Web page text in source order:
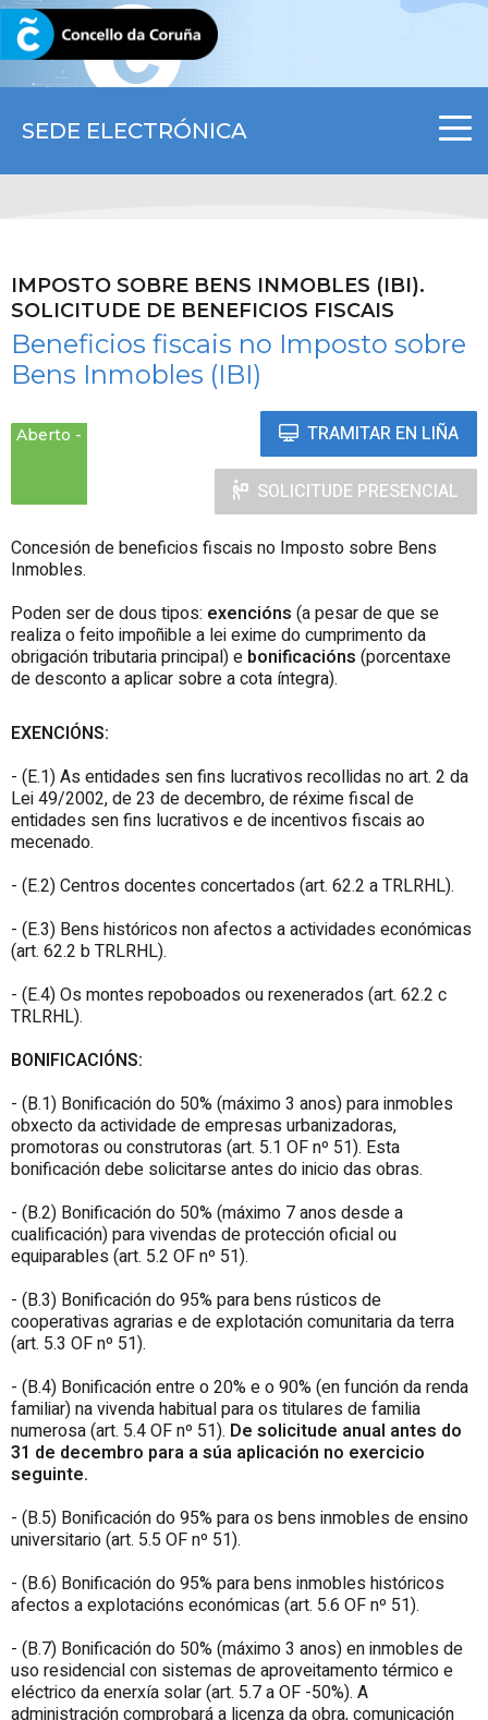
SEDE ELECTRÓNICA
CORUNA.GAL
IMPOSTO SOBRE BENS INMOBLES (IBI).
SOLICITUDE DE BENEFICIOS FISCAIS
Beneficios fiscais no Imposto sobre
Bens Inmobles (IBI)
Aberto TRAMITAR EN LIÑA
SOLICITUDE PRESENCIAL
Concesión de beneficios fiscais no Imposto sobre Bens
Inmobles.
Poden ser de dous tipos: exencións (a pesar de que se
realiza o feito impoñible a lei exime do cumprimento da
obrigación tributaria principal) e bonificacións (porcentaxe
de desconto a aplicar sobre a cota íntegra).
EXENCIÓNS:
- (E.1) As entidades sen fins lucrativos recollidas no art. 2 da
Lei 49/2002, de 23 de decembro, de réxime fiscal de
entidades sen fins lucrativos e de incentivos fiscais ao
mecenado.
- (E.2) Centros docentes concertados (art. 62.2 a TRLRHL).
- (E.3) Bens históricos non afectos a actividades económicas
(art. 62.2 b TRLRHL).
- (E.4) Os montes repoboados ou rexenerados (art. 62.2 c
TRLRHL).
BONIFICACIÓNS:
- (B.1) Bonificación do 50% (máximo 3 anos) para inmobles
obxecto da actividade de empresas urbanizadoras,
promotoras ou construtoras (art. 5.1 OF nº 51). Esta
bonificación debe solicitarse antes do inicio das obras.
- (B.2) Bonificación do 50% (máximo 7 anos desde a
cualificación) para vivendas de protección oficial ou
equiparables (art. 5.2 OF nº 51).
- (B.3) Bonificación do 95% para bens rústicos de
cooperativas agrarias e de explotación comunitaria da terra
(art. 5.3 OF nº 51).
- (B.4) Bonificación entre o 20% e o 90% (en función da renda
familiar) na vivenda habitual para os titulares de familia
numerosa (art. 5.4 OF nº 51). De solicitude anual antes do
31 de decembro para a súa aplicación no exercicio
seguinte.
- (B.5) Bonificación do 95% para os bens inmobles de ensino
universitario (art. 5.5 OF nº 51).
- (B.6) Bonificación do 95% para bens inmobles históricos
afectos a explotacións económicas (art. 5.6 OF nº 51).
- (B.7) Bonificación do 50% (máximo 3 anos) en inmobles de
uso residencial con sistemas de aproveitamento térmico e
eléctrico da enerxía solar (art. 5.7 a OF -50%). A
administración comprobará a licenza da obra, comunicación